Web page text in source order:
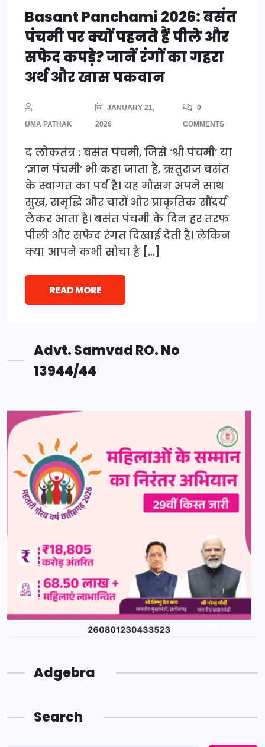
Basant Panchami 2026: बसंत
पंचमी पर क्यों पहनते हैं पीले और
सफेद कपड़े? जानें रंगों का गहरा
अर्थ और खास पकवान
UMA PATHAK
JANUARY 21,
2026
0
COMMENTS
द लोकतंत्र : बसंत पंचमी, जिसे ‘श्री पंचमी’ या
‘ज्ञान पंचमी’ भी कहा जाता है, ऋतुराज बसंत
के स्वागत का पर्व है। यह मौसम अपने साथ
सुख, समृद्धि और चारों ओर प्राकृतिक सौंदर्य
लेकर आता है। बसंत पंचमी के दिन हर तरफ
पीली और सफेद रंगत दिखाई देती है। लेकिन
क्या आपने कभी सोचा है […]
READ MORE
Advt. Samvad RO. No
13944/44
Adgebra
Search